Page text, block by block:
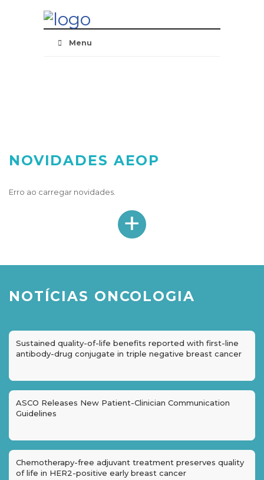
Skip
NavigationMenu
NOVIDADES AEOP
Erro ao carregar novidades.
+
NOTÍCIAS ONCOLOGIA
Sustained quality-of-life benefits reported with first-line
antibody-drug conjugate in triple negative breast cancer
ASCO Releases New Patient-Clinician Communication
Guidelines
Chemotherapy-free adjuvant treatment preserves quality
of life in HER2-positive early breast cancer